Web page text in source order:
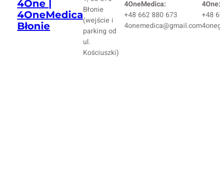
4One |
4OneMedica
Błonie
Błonie
(wejście i
parking od
ul.
Kościuszki)
4OneMedica:
+48 662 880 673
4onemedica@gmail.com
4One:
+48